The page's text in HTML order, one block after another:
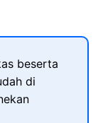
beserta
di